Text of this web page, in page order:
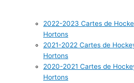
2022-2023 Cartes de
Hortons
2021-2022 Cartes de
Hortons
2020-2021 Cartes de
Hortons